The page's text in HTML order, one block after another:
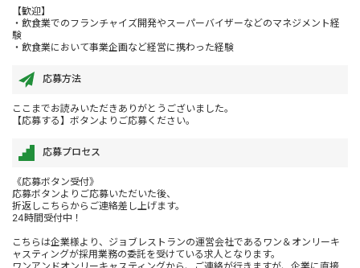
【歓迎】
・飲食業でのフランチャイズ開発やスーパーバイザーなどのマネジメント経
験
・飲食業において事業企画など経営に携わった経験
応募方法
ここまでお読みいただきありがとうございました。
【応募する】ボタンよりご応募ください。
応募プロセス
《応募ボタン受付》
応募ボタンよりご応募いただいた後、
折返しこちらからご連絡差し上げます。
24時間受付中！
こちらは企業様より、ジョブレストランの運営会社であるワン＆オンリーキ
ャスティングが採用業務の委託を受けている求人となります。